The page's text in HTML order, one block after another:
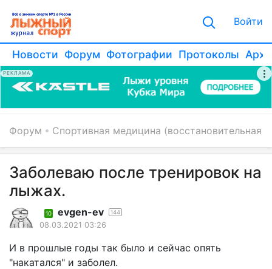
Войти
Новости Форум Фотографии Протоколы
РЕКЛАМА
Форум Спортивная медицина (восстановительная
Заболеваю после тренировок на
лыжах.
10 evgen-ev 144
08.03.2021 03:26
И в прошлые годы так было и сейчас опять
"накатался" и заболел.